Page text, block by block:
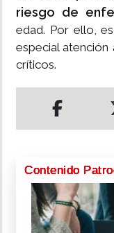
riesgo de
edad. Por ello,
especial atención
críticos.
Contenido